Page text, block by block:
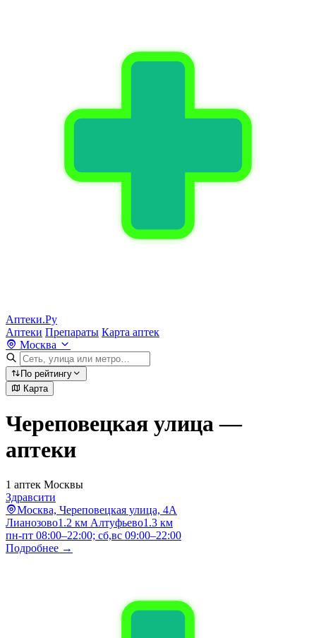
Аптеки.Ру
Аптеки Препараты Карта аптек
Москва
По рейтингу
Карта
Череповецкая улица —
аптеки
1 аптек Москвы
Здравсити
Москва, Череповецкая улица, 4А
Лианозово1.2 км Алтуфьево1.3 км
пн-пт 08:00–22:00; сб,вс 09:00–22:00
Подробнее →